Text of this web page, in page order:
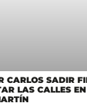
CARLOS SADIR
LAS CALLES